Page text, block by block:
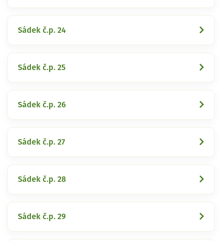
Sádek č.p. 24
Sádek č.p. 25
Sádek č.p. 26
Sádek č.p. 27
Sádek č.p. 28
Sádek č.p. 29